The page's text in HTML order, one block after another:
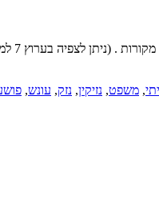
יחידת הפיתוח של המכון
, משפט, נזיקין, נזק, עונש,